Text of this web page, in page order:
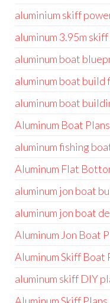
aluminium skiff
aluminum 3.95m
aluminum boat
aluminum boat build
aluminum boat
Aluminum Boat Plans
aluminum fishing
Aluminum Flat
aluminum jon boat
aluminum jon boat
Aluminum Jon Boat
Aluminum Skiff Boat
aluminum skiff DIY